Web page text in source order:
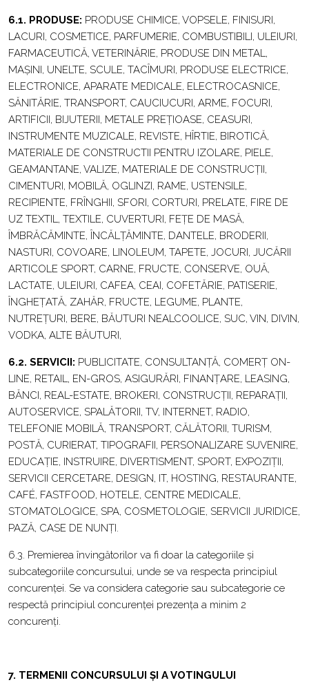
6.1. PRODUSE: PRODUSE CHIMICE, VOPSELE, FINISURI,
LACURI, COSMETICE, PARFUMERIE, COMBUSTIBILI, ULEIURI,
FARMACEUTICĂ, VETERINĂRIE, PRODUSE DIN METAL,
MAȘINI, UNELTE, SCULE, TACÎMURI, PRODUSE ELECTRICE,
ELECTRONICE, APARATE MEDICALE, ELECTROCASNICE,
SĂNITĂRIE, TRANSPORT, CAUCIUCURI, ARME, FOCURI,
ARTIFICII, BIJUTERII, METALE PREȚIOASE, CEASURI,
INSTRUMENTE MUZICALE, REVISTE, HÎRTIE, BIROTICĂ,
MATERIALE DE CONSTRUCTII PENTRU IZOLARE, PIELE,
GEAMANTANE, VALIZE, MATERIALE DE CONSTRUCȚII,
CIMENTURI, MOBILĂ, OGLINZI, RAME, USTENSILE,
RECIPIENTE, FRÎNGHII, SFORI, CORTURI, PRELATE, FIRE DE
UZ TEXTIL, TEXTILE, CUVERTURI, FEȚE DE MASĂ,
ÎMBRĂCĂMINTE, ÎNCĂLȚĂMINTE, DANTELE, BRODERII,
NASTURI, COVOARE, LINOLEUM, TAPETE, JOCURI, JUCĂRII
ARTICOLE SPORT, CARNE, FRUCTE, CONSERVE, OUĂ,
LACTATE, ULEIURI, CAFEA, CEAI, COFETĂRIE, PATISERIE,
ÎNGHEȚATĂ, ZAHĂR, FRUCTE, LEGUME, PLANTE,
NUTREȚURI, BERE, BĂUTURI NEALCOOLICE, SUC, VIN, DIVIN,
VODKA, ALTE BĂUTURI,
6.2. SERVICII: PUBLICITATE, CONSULTANȚĂ, COMERȚ ON-
LINE, RETAIL, EN-GROS, ASIGURĂRI, FINANȚARE, LEASING,
BĂNCI, REAL-ESTATE, BROKERI, CONSTRUCȚII, REPARAȚII,
AUTOSERVICE, SPALĂTORII, TV, INTERNET, RADIO,
TELEFONIE MOBILĂ, TRANSPORT, CĂLĂTORII, TURISM,
POSTĂ, CURIERAT, TIPOGRAFII, PERSONALIZARE SUVENIRE,
EDUCAȚIE, INSTRUIRE, DIVERTISMENT, SPORT, EXPOZIȚII,
SERVICII CERCETARE, DESIGN, IT, HOSTING, RESTAURANTE,
CAFÉ, FASTFOOD, HOTELE, CENTRE MEDICALE,
STOMATOLOGICE, SPA, COSMETOLOGIE, SERVICII JURIDICE,
PAZĂ, CASE DE NUNȚI.
6.3. Premierea învingătorilor va fi doar la categoriile și
subcategoriile concursului, unde se va respecta principiul
concurenței. Se va considera categorie sau subcategorie ce
respectă principiul concurenței prezența a minim 2
concurenți.
7. TERMENII CONCURSULUI ȘI A VOTINGULUI